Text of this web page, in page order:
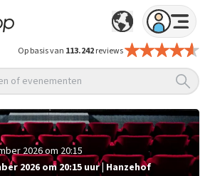
Op basis van 113.242reviews
of evenementen
2026 om 20:15
2026 om 20:15uur Hanzehof